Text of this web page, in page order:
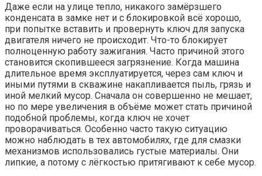
Даже если на улице тепло, никакого замёрзшего
конденсата в замке нет и с блокировкой всё хорошо,
при попытке вставить и провернуть ключ для запуска
двигателя ничего не происходит. Что-то блокирует
полноценную работу зажигания. Часто причиной этого
становится скопившееся загрязнение. Когда машина
длительное время эксплуатируется, через сам ключ и
иными путями в скважине накапливается пыль, грязь и
иной мелкий мусор. Сначала он совершенно не мешает,
но по мере увеличения в объёме может стать причиной
подобной проблемы, когда ключ не хочет
проворачиваться. Особенно часто такую ситуацию
можно наблюдать в тех автомобилях, где для смазки
механизмов использовались густые материалы. Они
липкие, а потому с лёгкостью притягивают к себе мусор.